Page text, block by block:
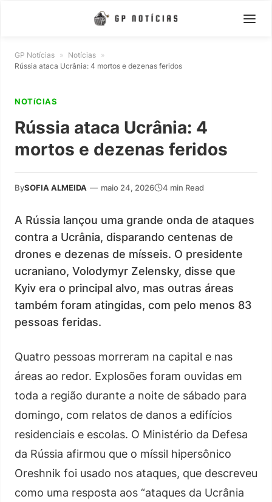
GP Notícias » Notícias »
Rússia ataca Ucrânia: 4 mortos e dezenas feridos
NOTíCIAS
Rússia ataca Ucrânia: 4
mortos e dezenas feridos
BySOFIA ALMEIDA — maio 24, 2026 4 min Read
A Rússia lançou uma grande onda de ataques
contra a Ucrânia, disparando centenas de
drones e dezenas de mísseis. O presidente
ucraniano, Volodymyr Zelensky, disse que
Kyiv era o principal alvo, mas outras áreas
também foram atingidas, com pelo menos 83
pessoas feridas.
Quatro pessoas morreram na capital e nas
áreas ao redor. Explosões foram ouvidas em
toda a região durante a noite de sábado para
domingo, com relatos de danos a edifícios
residenciais e escolas. O Ministério da Defesa
da Rússia afirmou que o míssil hipersônico
Oreshnik foi usado nos ataques, que descreveu
como uma resposta aos “ataques da Ucrânia